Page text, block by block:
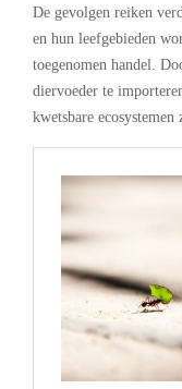
De gevolgen reiken
en hun leefgebieden
toegenomen handel.
diervoeder te
kwetsbare ecosystemen